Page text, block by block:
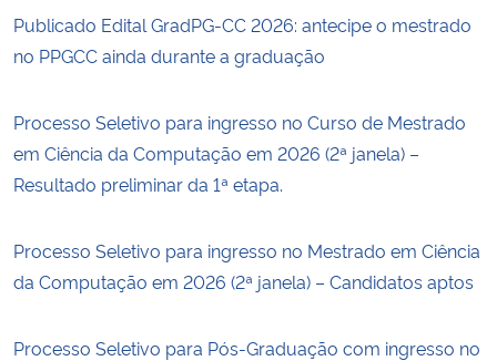
Publicado Edital GradPG-CC 2026: antecipe o mestrado
no PPGCC ainda durante a graduação
Processo Seletivo para ingresso no Curso de Mestrado
em Ciência da Computação em 2026 (2ª janela) –
Resultado preliminar da 1ª etapa.
Processo Seletivo para ingresso no Mestrado em Ciência
da Computação em 2026 (2ª janela) – Candidatos aptos
Processo Seletivo para Pós-Graduação com ingresso no